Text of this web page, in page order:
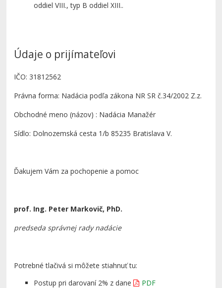
oddiel VIII., typ B oddiel XIII..
Údaje o prijímateľovi
IČO: 31812562
Právna forma: Nadácia podľa zákona NR SR č.34/2002 Z.z.
Obchodné meno (názov) : Nadácia Manažér
Sídlo: Dolnozemská cesta 1/b 85235 Bratislava V.
Ďakujem Vám za pochopenie a pomoc
prof. Ing. Peter Markovič, PhD.
predseda správnej rady nadácie
Potrebné tlačivá si môžete stiahnuť tu:
Postup pri darovaní 2% z dane
PDF